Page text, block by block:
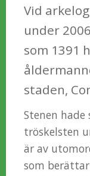
Vid
under
som 1391
staden,
Stenen hade
tröskelsten
är av
som